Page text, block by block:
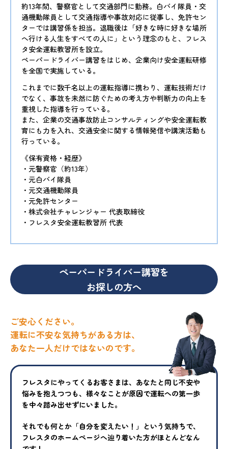
約13年間、警察官として交通部門に勤務。白バイ隊員・交
通機動隊員として交通指導や事故対応に従事し、免許セン
ターでは講習係を担当。退職後は「好きな時に好きな場所
へ行ける人生をすべての人に」という理念のもと、フレス
タ安全運転教習所を設立。
ペーパードライバー講習をはじめ、企業向け安全運転研修
を全国で実施している。
これまでに数千名以上の運転指導に携わり、運転技術だけ
でなく、事故を未然に防ぐための考え方や判断力の向上を
重視した指導を行っている。
また、企業の交通事故防止コンサルティングや安全運転教
育にも力を入れ、交通安全に関する情報発信や講演活動も
行っている。
《保有資格・経歴》
・元警察官（約13年）
・元白バイ隊員
・元交通機動隊員
・元免許センター
・株式会社チャレンジャー 代表取締役
・フレスタ安全運転教習所 代表
ペーパードライバー講習を
お探しの方へ
ご安心ください。
運転に不安な気持ちがある方は、
あなた一人だけではないのです。
フレスタにやってくるお客さまは、あなたと同じ不安や
悩みを抱えつつも、様々なことが原因で運転への第一歩
を中々踏み出せずにいました。
それでも何とか「自分を変えたい！」という気持ちで、
フレスタのホームページへ辿り着いた方がほとんどなん